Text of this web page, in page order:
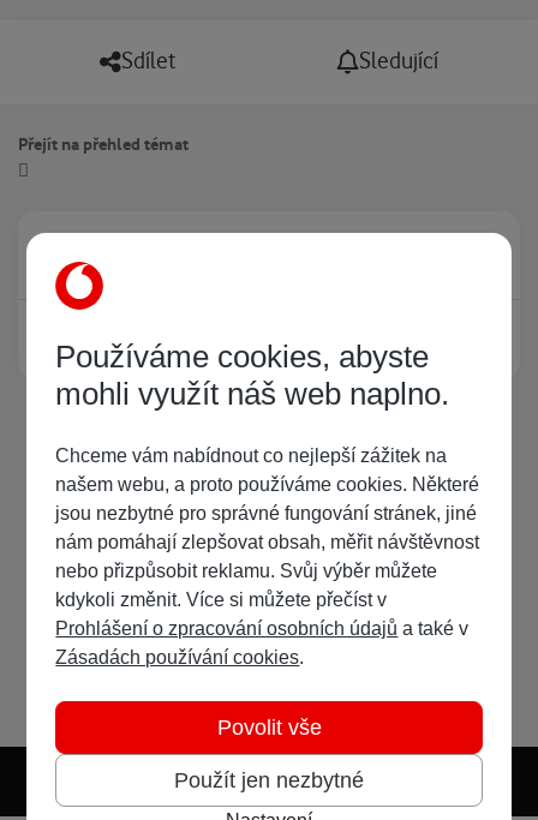
Sdílet Sledující
Přejít na přehled témat
Právě prohlíží tuto stránku
Žádný registrovaný uživatel si neprohlíží tuto stránku
Používáme cookies, abyste
mohli využít náš web naplno.
Chceme vám nabídnout co nejlepší zážitek na
našem webu, a proto používáme cookies. Některé
jsou nezbytné pro správné fungování stránek, jiné
nám pomáhají zlepšovat obsah, měřit návštěvnost
nebo přizpůsobit reklamu. Svůj výběr můžete
kdykoli změnit. Více si můžete přečíst v
Prohlášení o zpracování osobních údajů a také v
Zásadách používání cookies.
Použít jen nezbytné
Povolit vše